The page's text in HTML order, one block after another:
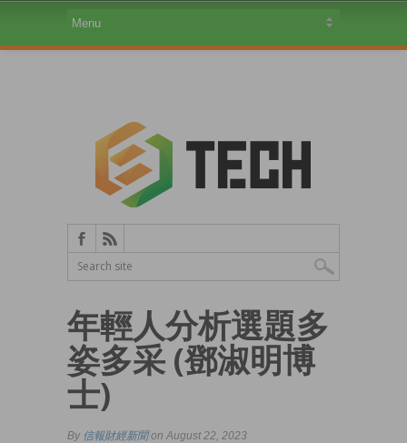
年輕人分析選題多
姿多采 (鄧淑明博
士)
By 信報財經新聞on August 22, 2023